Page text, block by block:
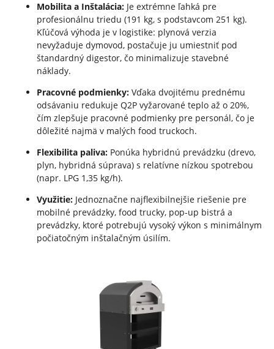
Mobilita a Inštalácia: Je extrémne ľahká pre
profesionálnu triedu (191 kg, s podstavcom 251 kg).
Kľúčová výhoda je v logistike: plynová verzia
nevyžaduje dymovod, postačuje ju umiestniť pod
štandardný digestor, čo minimalizuje stavebné
náklady.
Pracovné podmienky:Vďaka dvojitému prednému
odsávaniu redukuje Q2P vyžarované teplo až o 20%,
čím zlepšuje pracovné podmienky pre personál, čo je
dôležité najmä v malých food truckoch.
Flexibilita paliva:Ponúka hybridnú prevádzku (drevo,
plyn, hybridná súprava) s relatívne nízkou spotrebou
(napr. LPG 1,35 kg/h).
Využitie:Jednoznačne najflexibilnejšie riešenie pre
mobilné prevádzky, food trucky, pop-up bistrá a
prevádzky, ktoré potrebujú vysoký výkon s minimálnym
počiatočným inštalačným úsilím.